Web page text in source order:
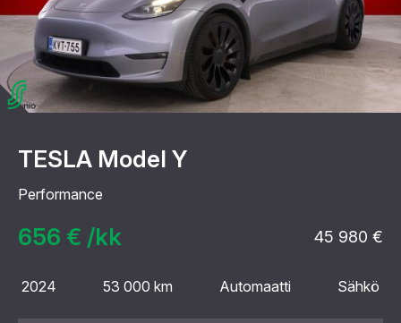
TESLA Model Y
Performance
656 € /kk 45 980 €
2024 53 000 km Automaatti Sähkö